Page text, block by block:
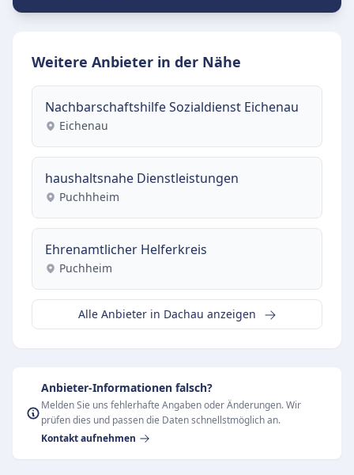
Weitere Anbieter in der Nähe
Nachbarschaftshilfe Sozialdienst Eichenau
Eichenau
haushaltsnahe Dienstleistungen
Puchhheim
Ehrenamtlicher Helferkreis
Puchheim
Alle Anbieter in Dachau anzeigen
Anbieter-Informationen falsch?
Melden Sie uns fehlerhafte Angaben oder Änderungen. Wir
prüfen dies und passen die Daten schnellstmöglich an.
Kontakt aufnehmen